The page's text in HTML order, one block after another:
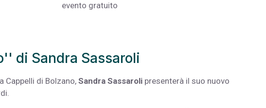
evento gratuito
di Sandra Sassaroli
Cappelli di Bolzano, Sandra Sassaroli presenterà il suo nuovo